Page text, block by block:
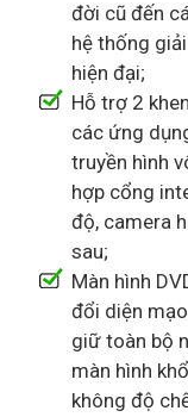
đời cũ đến
hệ thống
hiện đại;
Hỗ trợ 2
các ứng
truyền hình
hợp cổng
độ, camera
sau;
Màn hình
đổi diện
giữ toàn bộ
màn hình
không độ